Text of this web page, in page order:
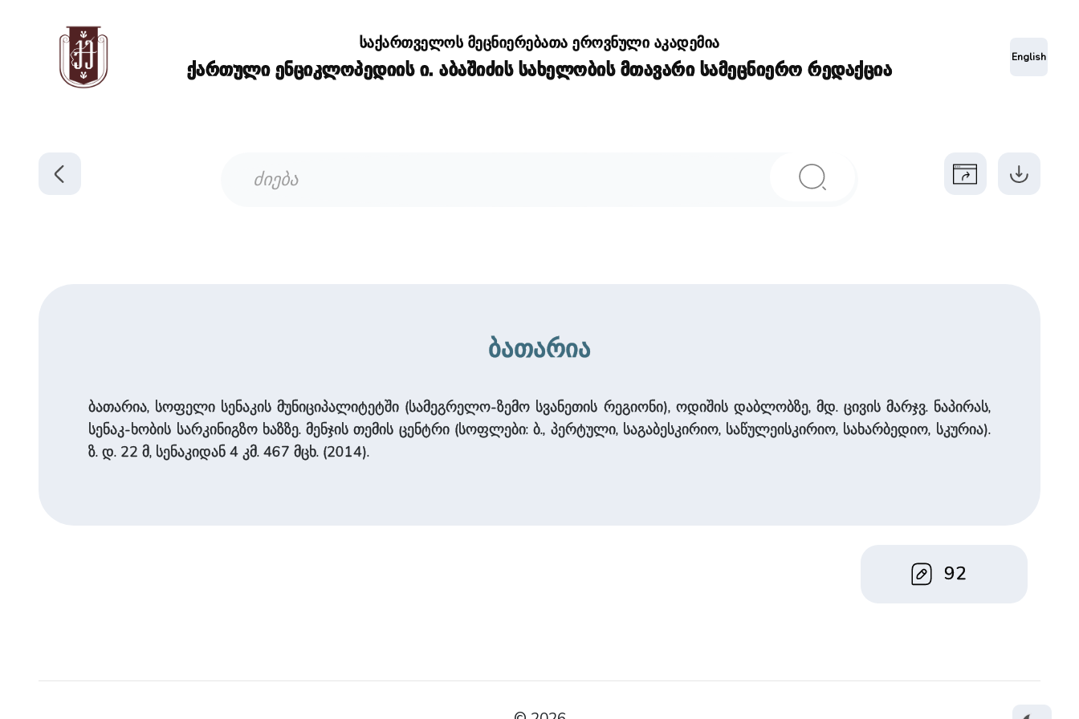
საქართველოს მეცნიერებათა ეროვნული აკადემია
ქართული ენციკლოპედიის ი. აბაშიძის სახელობის მთავარი სამეცნიერო რედაქცია
English
ბათარია
ბათარია, სოფელი სენაკის მუნიციპალიტეტში (სამეგრელო-ზემო სვანეთის რეგიონი), ოდიშის დაბლობზე, მდ. ცივის მარჯვ. ნაპირას,
სენაკ-ხობის სარკინიგზო ხაზზე. მენჯის თემის ცენტრი (სოფლები: ბ., პერტული, საგაბესკირიო, საწულეისკირიო, სახარბედიო, სკურია).
ზ. დ. 22 მ, სენაკიდან 4 კმ. 467 მცხ. (2014).
92